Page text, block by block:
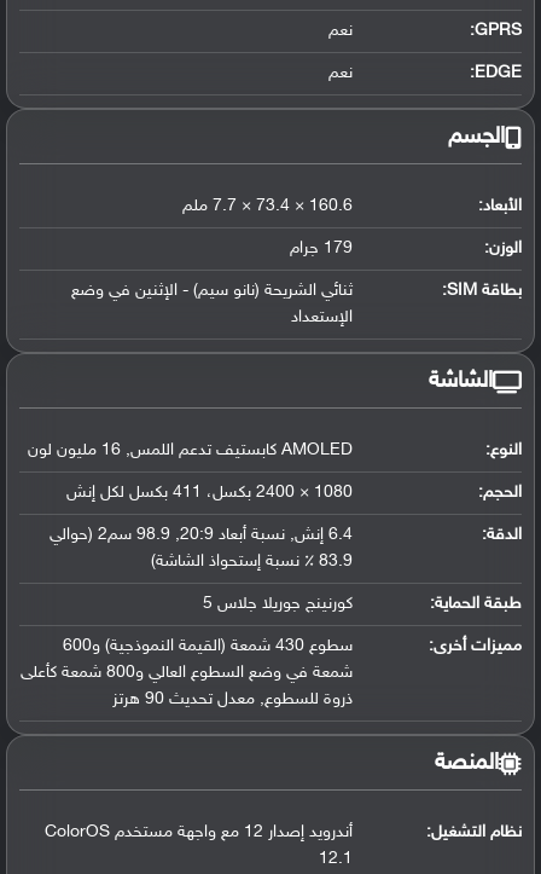
GPRS: نعم
EDGE: نعم
الجسم
الأبعاد: 160.6 × 73.4 × 7.7 ملم
الوزن: 179 جرام
بطاقة SIM:
ثنائي الشريحة (نانو سيم) - الإثنين في وضع
الإستعداد
الشاشة
النوع: AMOLED كابستيف تدعم اللمس, 16 مليون لون
الحجم: 1080 × 2400 بكسل، 411 بكسل لكل إنش
الدقة:
6.4 إنش, نسبة أبعاد 20:9, 98.9 سم2 (حوالي
83.9 ٪ نسبة إستحواذ الشاشة)
طبقة الحماية: كورنينج جوريلا جلاس 5
مميزات أخرى:
سطوع 430 شمعة (القيمة النموذجية) و600
شمعة في وضع السطوع العالي و800 شمعة كأعلى
ذروة للسطوع, معدل تحديث 90 هرتز
المنصة
نظام التشغيل:
أندرويد إصدار 12 مع واجهة مستخدم ColorOS
12.1